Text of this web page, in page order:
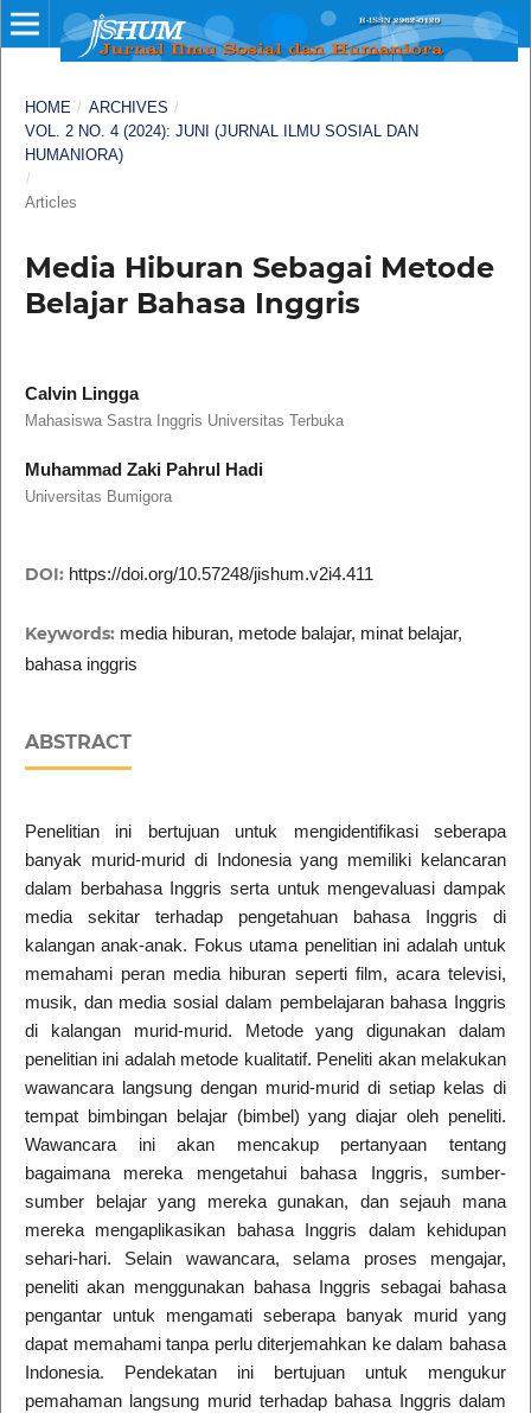
HOME / ARCHIVES /
VOL. 2 NO. 4 (2024): JUNI (JURNAL ILMU SOSIAL DAN
HUMANIORA)
/
Articles
Media Hiburan Sebagai Metode
Belajar Bahasa Inggris
Calvin Lingga
Mahasiswa Sastra Inggris Universitas Terbuka
Muhammad Zaki Pahrul Hadi
Universitas Bumigora
DOI: https://doi.org/10.57248/jishum.v2i4.411
Keywords: media hiburan, metode balajar, minat belajar,
bahasa inggris
ABSTRACT
Penelitian ini bertujuan untuk mengidentifikasi seberapa
banyak murid-murid di Indonesia yang memiliki kelancaran
dalam berbahasa Inggris serta untuk mengevaluasi dampak
media sekitar terhadap pengetahuan bahasa Inggris di
kalangan anak-anak. Fokus utama penelitian ini adalah untuk
memahami peran media hiburan seperti film, acara televisi,
musik, dan media sosial dalam pembelajaran bahasa Inggris
di kalangan murid-murid. Metode yang digunakan dalam
penelitian ini adalah metode kualitatif. Peneliti akan melakukan
wawancara langsung dengan murid-murid di setiap kelas di
tempat bimbingan belajar (bimbel) yang diajar oleh peneliti.
Wawancara ini akan mencakup pertanyaan tentang
bagaimana mereka mengetahui bahasa Inggris, sumber-
sumber belajar yang mereka gunakan, dan sejauh mana
mereka mengaplikasikan bahasa Inggris dalam kehidupan
sehari-hari. Selain wawancara, selama proses mengajar,
peneliti akan menggunakan bahasa Inggris sebagai bahasa
pengantar untuk mengamati seberapa banyak murid yang
dapat memahami tanpa perlu diterjemahkan ke dalam bahasa
Indonesia. Pendekatan ini bertujuan untuk mengukur
pemahaman langsung murid terhadap bahasa Inggris dalam